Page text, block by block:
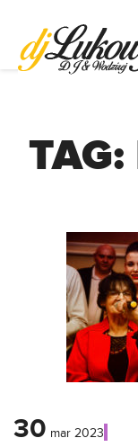
TAG:
30 mar 2023